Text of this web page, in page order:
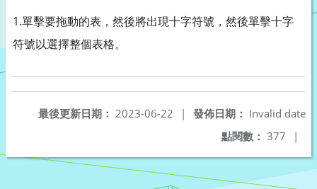
1.單擊要拖動的表，然後將出現十字符號，然後單擊十字
符號以選擇整個表格。
發佈日期： Invalid date
最後更新日期： 2023-06-22
|
點閱數： 377 |